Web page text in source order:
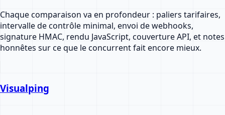
Chaque comparaison va en profondeur : paliers tarifaires,
intervalle de contrôle minimal, envoi de webhooks,
signature HMAC, rendu JavaScript, couverture API, et notes
honnêtes sur ce que le concurrent fait encore mieux.
Visualping